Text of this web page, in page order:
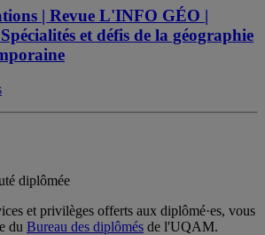
| Revue L'INFO GÉO |
et défis de la géographie
diplômée
et privilèges offerts aux diplômé·es, vous
du Bureau des diplômés de l'UQAM.